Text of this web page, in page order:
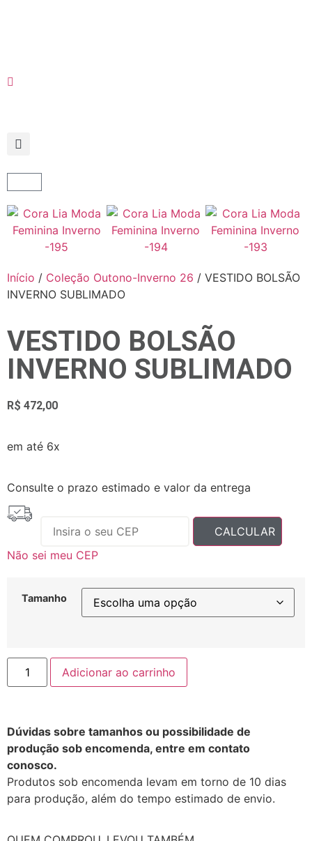
Início / Coleção Outono-Inverno 26 / VESTIDO BOLSÃO
INVERNO SUBLIMADO
VESTIDO BOLSÃO
INVERNO SUBLIMADO
R$ 472,00
em até 6x
Consulte o prazo estimado e valor da entrega
Não sei meu CEP
Tamanho
Adicionar ao carrinho
Dúvidas sobre tamanhos ou possibilidade de
produção sob encomenda, entre em contato
conosco.
Produtos sob encomenda levam em torno de 10 dias
para produção, além do tempo estimado de envio.